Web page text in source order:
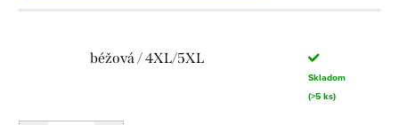
béžová / 4XL/5XL
Skladom
(>5 ks)